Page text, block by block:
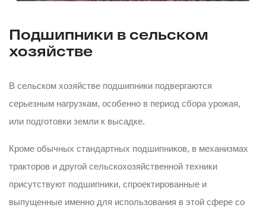
Подшипники в сельском
хозяйстве
В сельском хозяйстве подшипники подвергаются
серьезным нагрузкам, особенно в период сбора урожая,
или подготовки земли к высадке.
Кроме обычных стандартных подшипников, в механизмах
тракторов и другой сельскохозяйственной техники
присутствуют подшипники, спроектированные и
выпущенные именно для использования в этой сфере со